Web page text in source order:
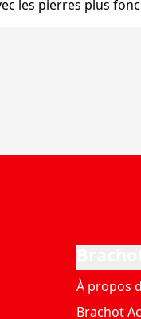
les pierres plus
À propos
Brachot